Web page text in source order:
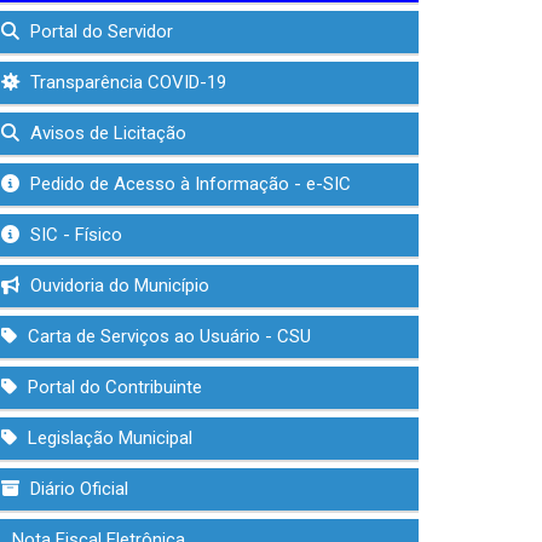
Portal do Servidor
Transparência COVID-19
Avisos de Licitação
Pedido de Acesso à Informação - e-SIC
SIC - Físico
Ouvidoria do Município
Carta de Serviços ao Usuário - CSU
Portal do Contribuinte
Legislação Municipal
Diário Oficial